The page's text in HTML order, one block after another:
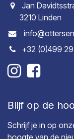
Jan
3210 Linden
+32 (0)499
Blijf op de
Schrijf je in op
hoogte van de